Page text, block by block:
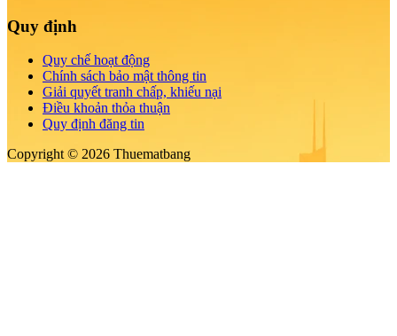
Quy định
Quy chế hoạt động
Chính sách bảo mật thông tin
Giải quyết tranh chấp, khiếu nại
Điều khoản thỏa thuận
Quy định đăng tin
Copyright © 2026 Thuematbang